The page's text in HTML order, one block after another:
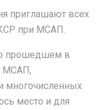
приглашают всех
при МСАП
прошедшем в
МСАП,
многочисленных
место и для